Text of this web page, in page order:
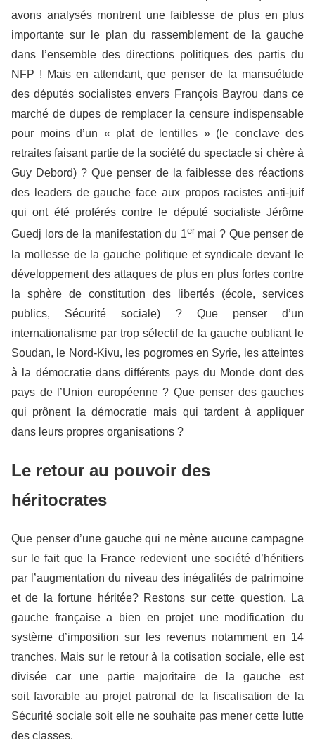
avons analysés montrent une faiblesse de plus en plus
importante sur le plan du rassemblement de la gauche
dans l’ensemble des directions politiques des partis du
NFP ! Mais en attendant, que penser de la mansuétude
des députés socialistes envers François Bayrou dans ce
marché de dupes de remplacer la censure indispensable
pour moins d’un « plat de lentilles » (le conclave des
retraites faisant partie de la société du spectacle si chère à
Guy Debord) ? Que penser de la faiblesse des réactions
des leaders de gauche face aux propos racistes anti-juif
qui ont été proférés contre le député socialiste Jérôme
Guedj lors de la manifestation du 1er mai ? Que penser de
la mollesse de la gauche politique et syndicale devant le
développement des attaques de plus en plus fortes contre
la sphère de constitution des libertés (école, services
publics, Sécurité sociale) ? Que penser d’un
internationalisme par trop sélectif de la gauche oubliant le
Soudan, le Nord-Kivu, les pogromes en Syrie, les atteintes
à la démocratie dans différents pays du Monde dont des
pays de l’Union européenne ? Que penser des gauches
qui prônent la démocratie mais qui tardent à appliquer
dans leurs propres organisations ?
Le retour au pouvoir des
héritocrates
Que penser d’une gauche qui ne mène aucune campagne
sur le fait que la France redevient une société d’héritiers
par l’augmentation du niveau des inégalités de patrimoine
et de la fortune héritée? Restons sur cette question. La
gauche française a bien en projet une modification du
système d’imposition sur les revenus notamment en 14
tranches. Mais sur le retour à la cotisation sociale, elle est
divisée car une partie majoritaire de la gauche est
soit favorable au projet patronal de la fiscalisation de la
Sécurité sociale soit elle ne souhaite pas mener cette lutte
des classes.